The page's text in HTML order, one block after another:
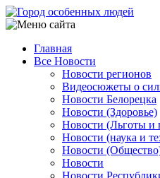
Перейти
к
содержанию
Main
navigation
Главная
Все Новости
Новости регионов
Видеосюжеты о
Новости Белорецка
Новости (Здоровье)
Новости (Льготы и
Новости (наука и
Новости
Новости
Новости